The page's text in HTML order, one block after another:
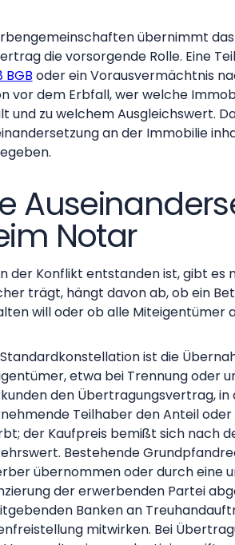
übernimmt
die vorsorgende Rolle. Eine
BGB oder ein Vorausvermächtnis
vor dem Erbfall, wer welche
und zu welchem Ausgleichswert.
an der Immobilie
Notar
der Konflikt entstanden ist, gibt es
trägt, hängt davon ab, ob ein
will oder ob alle Miteigentümer
ist die
etwa bei Trennung oder
den Übertragungsvertrag, in
Teilhaber den Anteil
der Kaufpreis bemißt sich nach
Bestehende
übernommen oder durch eine
der erwerbenden Partei
Banken an
mitwirken. Bei